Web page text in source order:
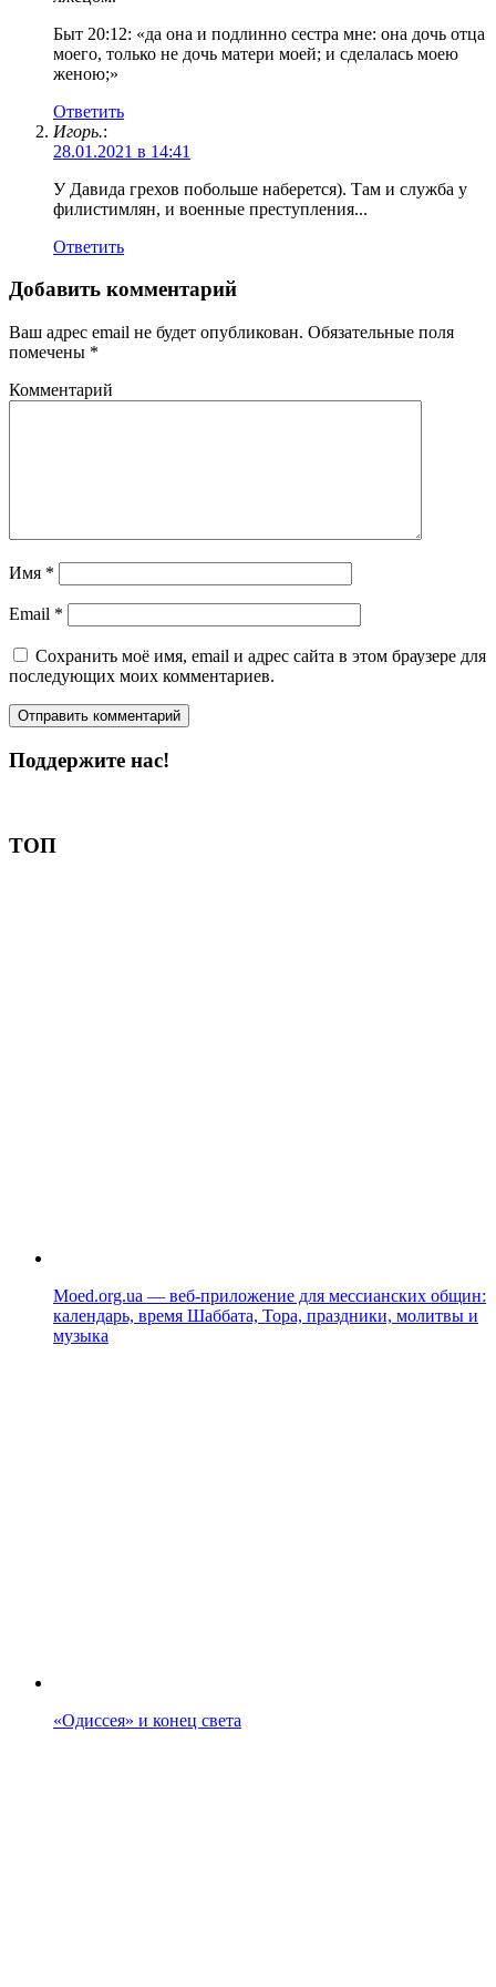
Быт 20:12: «да она и подлинно сестра мне: она дочь отца
моего, только не дочь матери моей; и сделалась моею
женою;»
Ответить
Игорь.:
28.01.2021 в 14:41
У Давида грехов побольше наберется). Там и служба у
филистимлян, и военные преступления...
Ответить
Добавить комментарий
Ваш адрес email не будет опубликован. Обязательные поля
помечены *
Комментарий
Имя *
Email *
Сохранить моё имя, email и адрес сайта в этом браузере для
последующих моих комментариев.
Поддержите нас!
ТОП
Moed.org.ua — веб-приложение для мессианских общин:
календарь, время Шаббата, Тора, праздники, молитвы и
музыка
«Одиссея» и конец света